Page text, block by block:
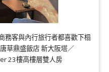
務客與內行旅行者都喜歡下榻
草鼎盛飯店 新大阪塔／
23樓高樓層雙人房